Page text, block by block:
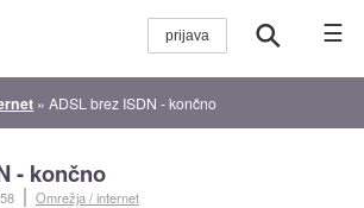
☰
»ADSL brez ISDN - končno
- končno
Omrežja / internet